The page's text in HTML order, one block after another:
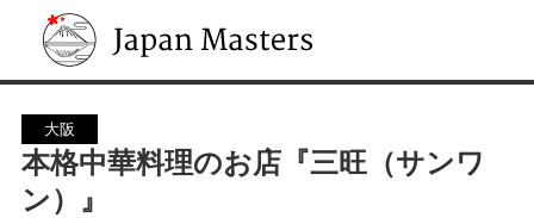
Japan Masters
大阪
本格中華料理のお店『三旺（サンワ
ン）』